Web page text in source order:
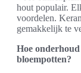
hout populair.
voordelen.
gemakkelijk te
Hoe
bloempotten?